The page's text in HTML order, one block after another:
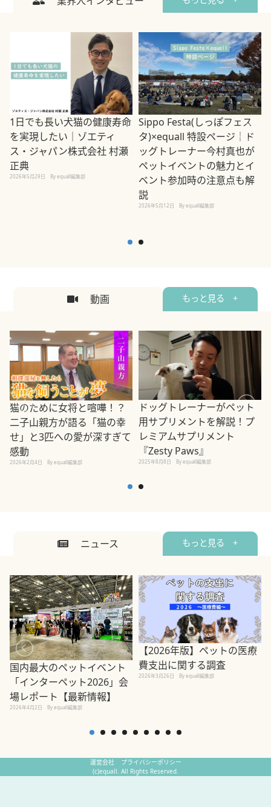
1日でも長い犬猫の健康寿命
を実現したい｜ゾエティ
ス・ジャパン株式会社 村瀬
正典
2026年5月29日 By equall編集部
Sippo Festa(しっぽフェス
タ)×equall 特設ページ｜ド
ッグトレーナー今村真也が
ペットイベントの魅力とイ
ベント参加時の注意点も解
説
2026年5月12日 By equall編集部
動画 もっと見る +
猫のために女将と喧嘩！？
二子山親方が語る「猫の幸
せ」と3匹への愛が深すぎて
感動
2026年2月4日 By equall編集部
ドッグトレーナーがペット
用サプリメントを解説！プ
レミアムサプリメント
『Zesty Paws』
2025年8月8日 By equall編集部
ニュース もっと見る +
国内最大のペットイベント
「インターペット2026」会
場レポート【最新情報】
2026年4月2日 By equall編集部
【2026年版】ペットの医療
費支出に関する調査
2026年3月26日 By equall編集部
運営会社
プライバシーポリシー
(c)equall. All Rights Reserved.